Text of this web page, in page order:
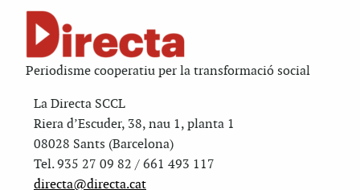
Periodisme cooperatiu per la transformació social
La Directa SCCL
Riera d’Escuder, 38, nau 1, planta 1
08028 Sants (Barcelona)
Tel. 935 27 09 82 / 661 493 117
directa@directa.cat